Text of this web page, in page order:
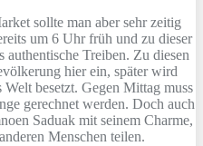
sollte man aber sehr zeitig
um 6 Uhr früh und zu dieser
Treiben. Zu diesen
hier ein, später wird
besetzt. Gegen Mittag muss
gerechnet werden. Doch auch
Saduak mit seinem Charme,
Menschen teilen.